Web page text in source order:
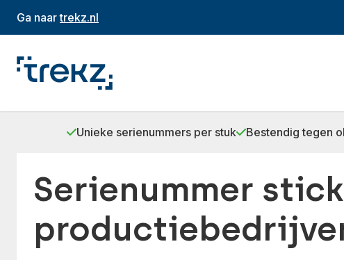
Ga naartrekz.nl
Unieke serienummers per stuk Bestendig tegen
Serienummer